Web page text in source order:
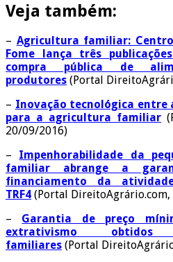
Veja também:
– Agricultura familiar:
Fome lança três
compra pública de
produtores (Portal
– Inovação tecnológica entre
para a agricultura familiar
20/09/2016)
– Impenhorabilidade da
familiar abrange a
financiamento da
TRF4 (Portal
– Garantia de preço
extrativismo
familiares (Portal